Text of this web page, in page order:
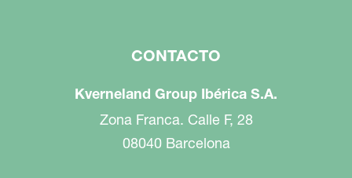
CONTACTO
Kverneland Group Ibérica S.A.
Zona Franca. Calle F, 28
08040 Barcelona